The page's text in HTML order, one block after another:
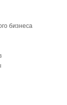
бизнеса